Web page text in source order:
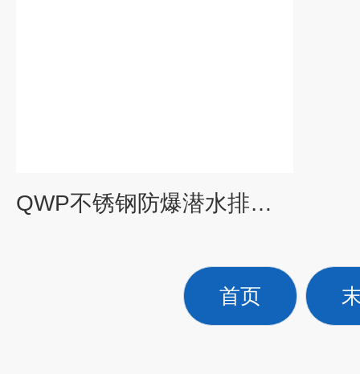
QWP不锈钢防爆潜水排污泵
首页